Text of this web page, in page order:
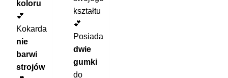
koloru
💕
Kokarda
nie
barwi
strojów
kształtu
💕
Posiada
dwie
gumki
do